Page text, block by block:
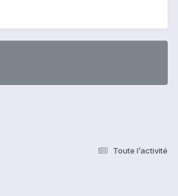
Toute l’activité